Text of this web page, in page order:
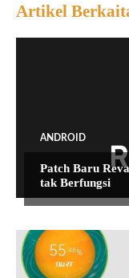
Artikel
ANDROID
Patch Baru
tak Berfungsi